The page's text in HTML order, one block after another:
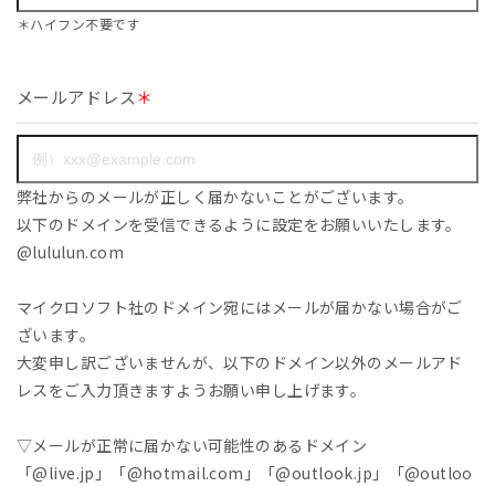
＊ハイフン不要です
メールアドレス＊
弊社からのメールが正しく届かないことがございます。
以下のドメインを受信できるように設定をお願いいたします。
@lululun.com
マイクロソフト社のドメイン宛にはメールが届かない場合がご
ざいます。
大変申し訳ございませんが、以下のドメイン以外のメールアド
レスをご入力頂きますようお願い申し上げます。
▽メールが正常に届かない可能性のあるドメイン
「@live.jp」「@hotmail.com」「@outlook.jp」「@outloo